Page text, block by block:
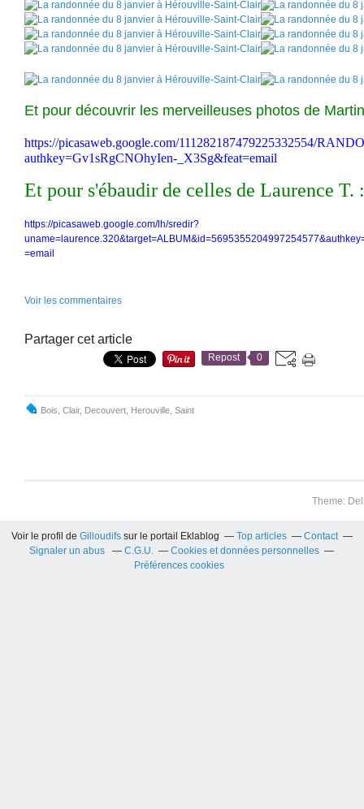
Et pour découvrir les merveilleuses photos de
https://picasaweb.google.com/111282187479225332554/
authkey=Gv1sRgCNOhyIen-_X3Sg&feat=email
Et pour s'ébaudir de celles de Laurence T. :
https://picasaweb.google.com/lh/sredir?
=email
Voir les commentaires
Partager cet article
Repost 0
Bois Clair, Decouvert Herouville Saint
Theme:
Voir le profil de Gilloudifs sur le portail Eklablog Top articles
Contact
Signaler un abus
C.G.U.
Cookies et données personnelles
Préférences cookies